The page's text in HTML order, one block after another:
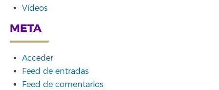
Vídeos
META
Acceder
Feed de entradas
Feed de comentarios